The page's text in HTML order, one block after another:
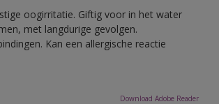
oogirritatie. Giftig voor in het water
met langdurige gevolgen.
Kan een allergische reactie
Download Adobe Reader